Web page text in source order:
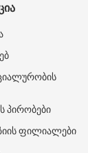
პირობები
ფილიალები